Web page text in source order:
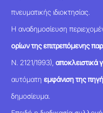
πνευματικής ιδιοκτησίας.
Η αναδημοσίευση
ορίων της επιτρεπόμενης
Ν. 2121/1993), αποκλειστικά
αυτόματηεμφάνιση της
δημοσίευμα.